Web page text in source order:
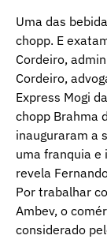
Uma das
chopp. E
Cordeiro,
Cordeiro,
Express Mogi
chopp Brahma
inauguraram a
uma franquia e
revela
Por trabalhar
Ambev, o
considerado